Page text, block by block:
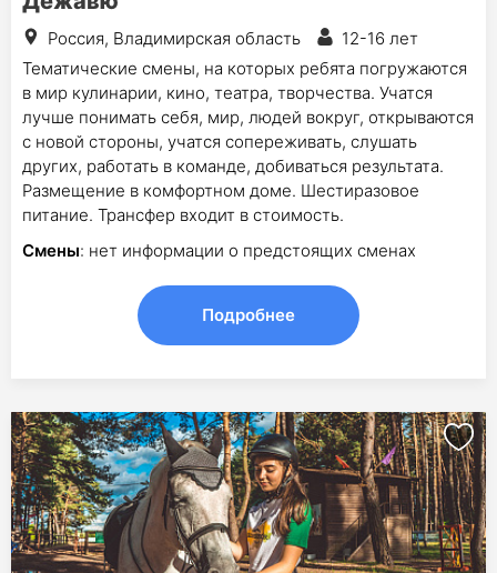
Россия, Владимирская область
12-16 лет
Тематические смены, на которых ребята погружаются
в мир кулинарии, кино, театра, творчества. Учатся
лучше понимать себя, мир, людей вокруг, открываются
с новой стороны, учатся сопереживать, слушать
других, работать в команде, добиваться результата.
Размещение в комфортном доме. Шестиразовое
питание. Трансфер входит в стоимость.
Смены: нет информации о предстоящих сменах
Подробнее